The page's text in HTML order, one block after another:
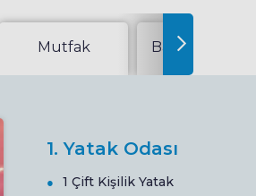
Mutfak Bahçe Veya
1. Yatak Odası
1 Çift Kişilik Yatak